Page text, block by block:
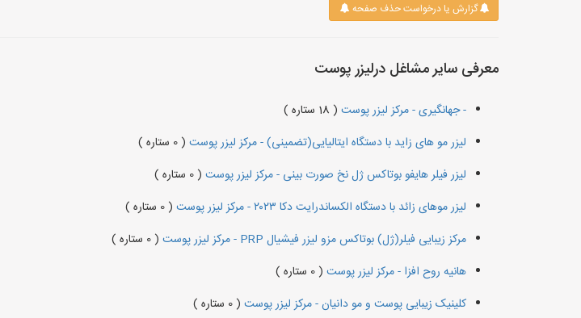
گزارش یا درخواست حذف صفحه
معرفی سایر مشاغل درلیزر پوست
- جهانگیری - مرکز لیزر پوست ( 18 ستاره )
لیزر مو های زاید با دستگاه ایتالیایی(تضمینی) - مرکز لیزر پوست ( 0 ستاره )
لیزر فیلر هایفو بوتاکس ژل نخ صورت بینی - مرکز لیزر پوست ( 0 ستاره )
لیزر موهای زائد با دستگاه الکساندرایت دکا ۲۰۲۳ - مرکز لیزر پوست
( 0 ستاره )
مرکز زیبایی فیلر(ژل) بوتاکس مزو لیزر فیشیال PRP - مرکز لیزر پوست
( 0 ستاره )
هانیه روح افزا - مرکز لیزر پوست ( 0 ستاره )
کلینیک زیبایی پوست و مو دانیان - مرکز لیزر پوست ( 0 ستاره )